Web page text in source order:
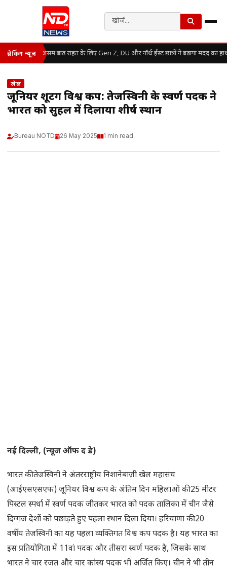
ब्रेकिंग न्यूज़ असम बाढ़ राहत के लिए Gen Z, DU और नॉर्थ ईस्ट छात्रों ने बढ़ाया मदद का हाथ
खेल
जूनियर शूटिंग विश्व कप: तेजस्विनी के स्वर्ण पदक ने
भारत को सुहल में दिलाया शीर्ष स्थान
Bureau NOTD 26 May 2025 1 min read
नई दिल्ली, (न्यूज ऑफ द डे)
भारत की तेजस्विनी ने अंतरराष्ट्रीय निशानेबाज़ी खेल महासंघ
(आईएसएसएफ) जूनियर विश्व कप के अंतिम दिन महिलाओं की 25 मीटर
पिस्टल स्पर्धा में स्वर्ण पदक जीतकर भारत को पदक तालिका में चीन जैसे
दिग्गज देशों को पछाड़ते हुए पहला स्थान दिला दिया। हरियाणा की 20
वर्षीय तेजस्विनी का यह पहला व्यक्तिगत विश्व कप पदक है। यह भारत का
इस प्रतियोगिता में 11वां पदक और तीसरा स्वर्ण पदक है, जिसके साथ
भारत ने चार रजत और चार कांस्य पदक भी अर्जित किए। चीन ने भी तीन